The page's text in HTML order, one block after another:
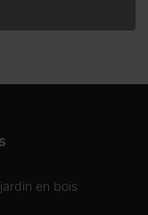
en bois